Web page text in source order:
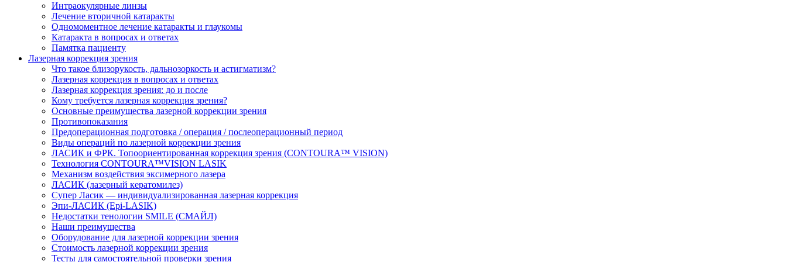
Интраокулярные линзы
Лечение вторичной катаракты
Одномоментное лечение катаракты и глаукомы
Катаракта в вопросах и ответах
Памятка пациенту
Лазерная коррекция зрения
Что такое близорукость, дальнозоркость и астигматизм?
Лазерная коррекция в вопросах и ответах
Лазерная коррекция зрения: до и после
Кому требуется лазерная коррекция зрения?
Основные преимущества лазерной коррекции зрения
Противопоказания
Предоперационная подготовка / операция / послеоперационный период
Виды операций по лазерной коррекции зрения
ЛАСИК и ФРК. Топоориентированная коррекция зрения (CONTOURA™ VISION)
Технология CONTOURA™VISION LASIK
Механизм воздействия эксимерного лазера
ЛАСИК (лазерный кератомилез)
Супер Ласик — индивидуализированная лазерная коррекция
Эпи-ЛАСИК (Epi-LASIK)
Недостатки тенологии SMILE (СМАЙЛ)
Наши преимущества
Оборудование для лазерной коррекции зрения
Стоимость лазерной коррекции зрения
Тесты для самостоятельной проверки зрения